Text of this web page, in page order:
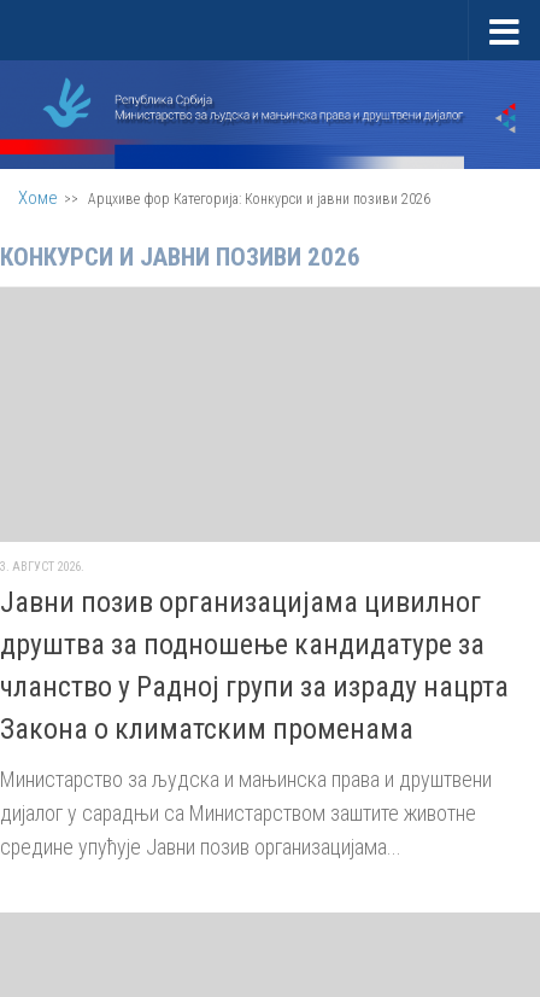
Хоме >> Арцхиве фор Категорија: Конкурси и јавни позиви 2026
КОНКУРСИ И ЈАВНИ ПОЗИВИ 2026
3. АВГУСТ 2026.
Јавни позив организацијама цивилног
друштва за подношење кандидатуре за
чланство у Радној групи за израду нацрта
Закона о климатским променама
Министарство за људска и мањинска права и друштвени
дијалог у сарадњи са Министарством заштите животне
средине упућује Јавни позив организацијама...